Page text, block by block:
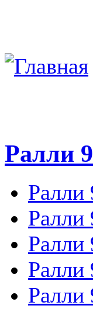
Ралли
Ралли
Ралли
Ралли
Ралли
Ралли